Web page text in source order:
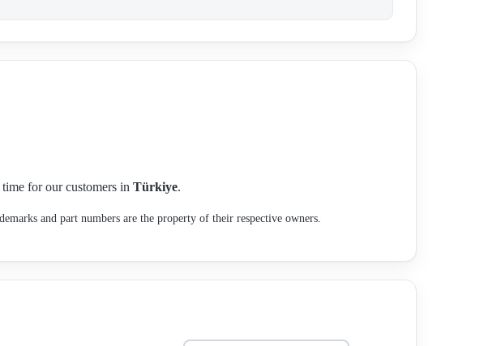
for our customers in Türkiye.
and part numbers are the property of their respective owners.